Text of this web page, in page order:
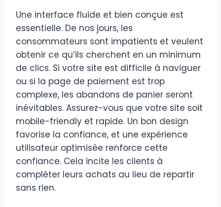
Une interface fluide et bien conçue est
essentielle. De nos jours, les
consommateurs sont impatients et veulent
obtenir ce qu’ils cherchent en un minimum
de clics. Si votre site est difficile à naviguer
ou si la page de paiement est trop
complexe, les abandons de panier seront
inévitables. Assurez-vous que votre site soit
mobile-friendly et rapide. Un bon design
favorise la confiance, et une expérience
utilisateur optimisée renforce cette
confiance. Cela incite les clients à
compléter leurs achats au lieu de repartir
sans rien.